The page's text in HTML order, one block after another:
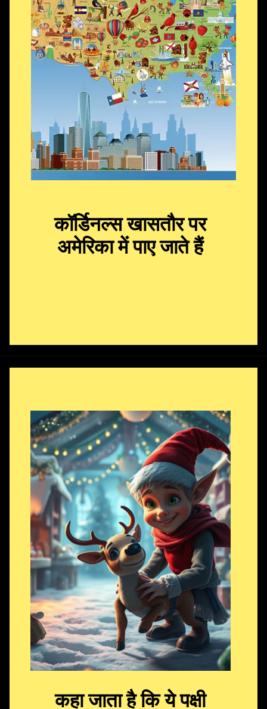
कॉर्डिनल्स खासतौर पर
अमेरिकामें पाए जाते हैं
कहा जाता है कि ये पक्षी